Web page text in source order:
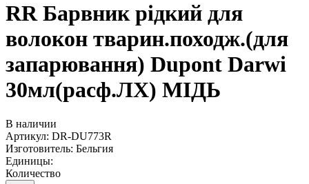
RR Барвник рідкий для
волокон тварин.походж.(для
запарювання) Dupont Darwi
30мл(расф.ЛХ) МІДЬ
В наличии
Артикул: DR-DU773R
Изготовитель: Бельгия
Единицы:
Количество